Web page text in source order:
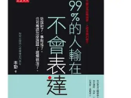
的肯定和褒揚。
無關。就算史蒂夫‧賈伯斯
之一）這種開發產品的天